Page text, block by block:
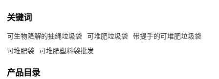
关键词
可生物降解的抽绳垃圾袋 可堆肥垃圾袋 带提手的可堆肥垃圾袋
可堆肥袋 可堆肥塑料袋批发
产品目录